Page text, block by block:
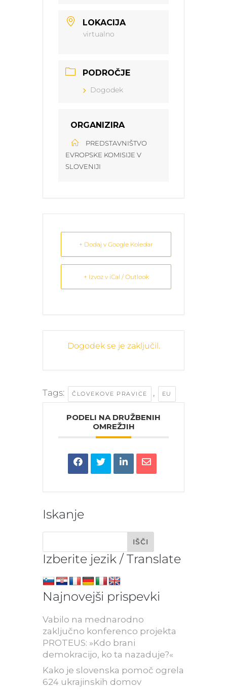
LOKACIJA
virtualno
PODROČJE
Dogodek
ORGANIZIRA
PREDSTAVNIŠTVO
EVROPSKE KOMISIJE V
SLOVENIJI
+ Dodaj v Google Koledar
+ Izvoz v iCal / Outlook
Dogodek se je zaključil.
Tags: ČLOVEKOVE PRAVICE , EU
PODELI NA DRUŽBENIH
OMREŽJIH
Iskanje
Izberite jezik / Translate
Najnovejši prispevki
Vabilo na mednarodno
zaključno konferenco projekta
PROTEUS: »Kdo brani
demokracijo, ko ta nazaduje?«
Kako je slovenska pomoč ogrela
624 ukrajinskih domov